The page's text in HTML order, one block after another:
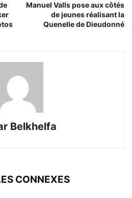
Manuel Valls pose aux côtés
de jeunes réalisant la
Quenelle de Dieudonné
Belkhelfa
CONNEXES